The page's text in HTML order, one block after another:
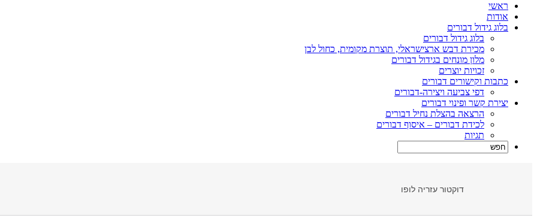
ראשי
אודות
בלוג גידול דבורים
בלוג גידול דבורים
מכירת דבש ארצישראלי, תוצרת מקומית, כחול לבן
מלון מונחים בגידול דבורים
זכויות יוצרים
כתבות וקישורים דבורים
דפי צביעה ויצירה-דבורים
יצירת קשר ופינוי דבורים
הרצאה בהצלת נחיל דבורים
לכידת דבורים – איסוף דבורים
תגיות
דוקטור עזריה לופו